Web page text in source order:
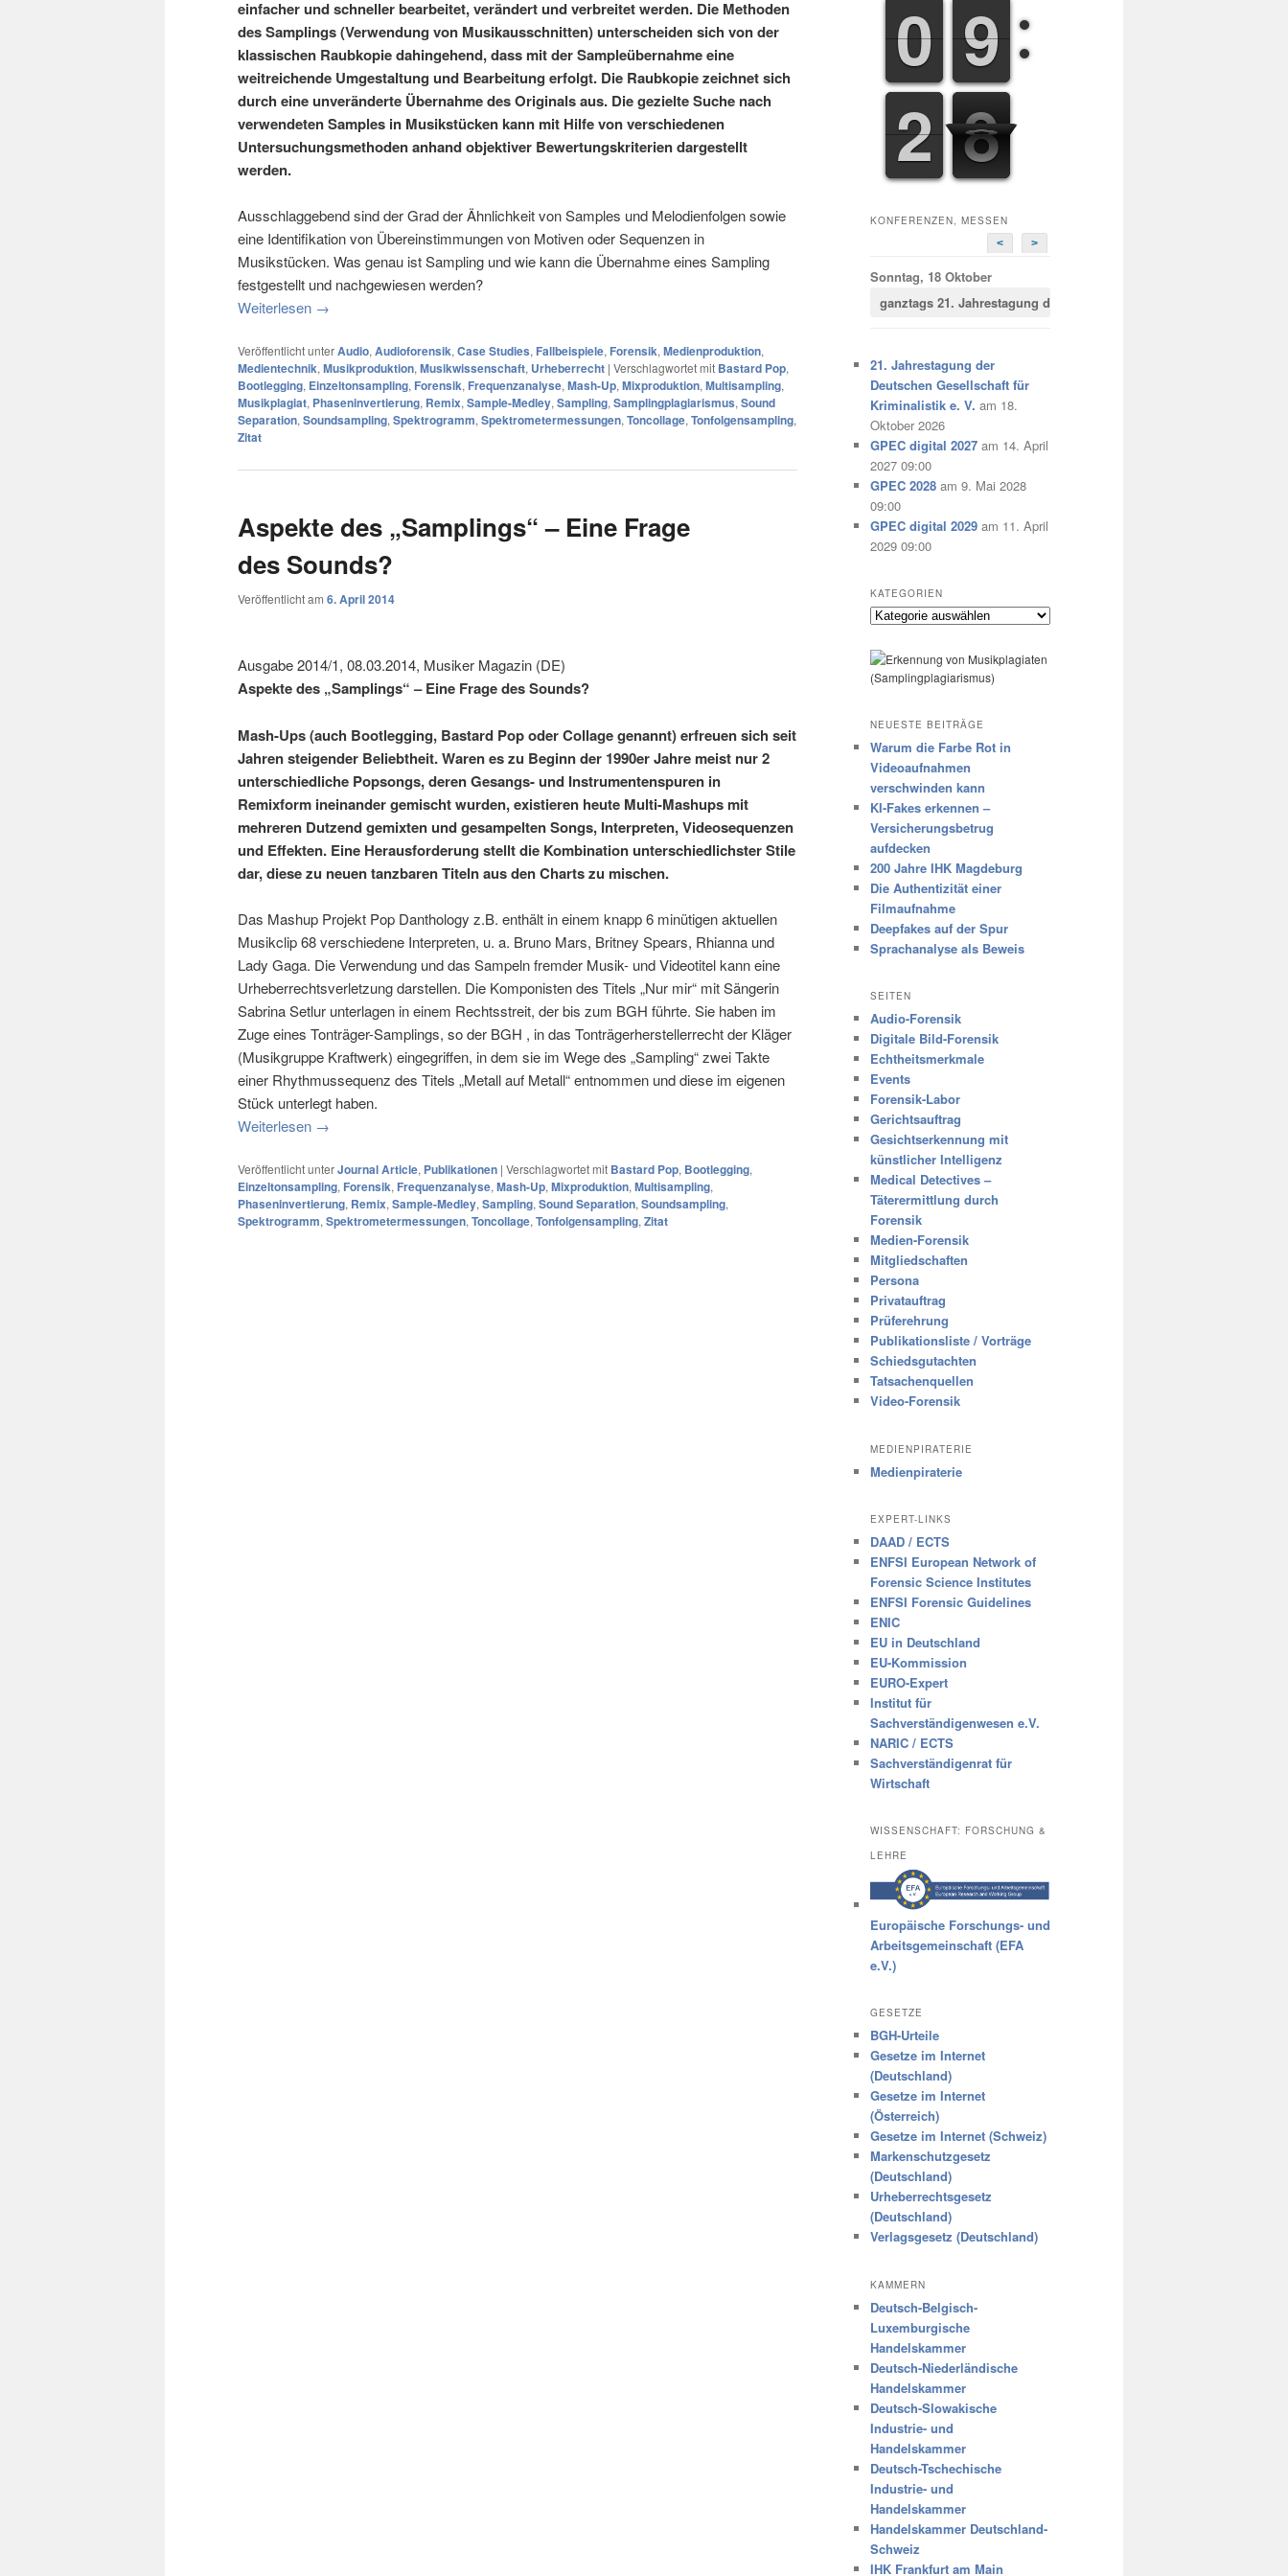
einfacher und schneller bearbeitet, verändert und verbreitet werden. Die Methoden
des Samplings (Verwendung von Musikausschnitten) unterscheiden sich von der
klassischen Raubkopie dahingehend, dass mit der Sampleübernahme eine
weitreichende Umgestaltung und Bearbeitung erfolgt. Die Raubkopie zeichnet sich
durch eine unveränderte Übernahme des Originals aus. Die gezielte Suche nach
verwendeten Samples in Musikstücken kann mit Hilfe von verschiedenen
Untersuchungsmethoden anhand objektiver Bewertungskriterien dargestellt
werden.
Ausschlaggebend sind der Grad der Ähnlichkeit von Samples und Melodienfolgen sowie
eine Identifikation von Übereinstimmungen von Motiven oder Sequenzen in
Musikstücken. Was genau ist Sampling und wie kann die Übernahme eines Sampling
festgestellt und nachgewiesen werden?
Weiterlesen →
Veröffentlicht unterAudio, Audioforensik, Case Studies, Fallbeispiele, Forensik, Medienproduktion,
Medientechnik, Musikproduktion, Musikwissenschaft, Urheberrecht | Verschlagwortet mit Bastard Pop,
Bootlegging, Einzeltonsampling, Forensik, Frequenzanalyse, Mash-Up, Mixproduktion, Multisampling,
Musikplagiat, Phaseninvertierung, Remix, Sample-Medley, Sampling, Samplingplagiarismus, Sound
Separation, Soundsampling, Spektrogramm, Spektrometermessungen, Toncollage, Tonfolgensampling,
Zitat
Aspekte des „Samplings“ – Eine Frage
des Sounds?
Veröffentlicht am 6. April 2014
Ausgabe 2014/1, 08.03.2014, Musiker Magazin (DE)
Aspekte des „Samplings“ – Eine Frage des Sounds?
Mash-Ups (auch Bootlegging, Bastard Pop oder Collage genannt) erfreuen sich seit
Jahren steigender Beliebtheit. Waren es zu Beginn der 1990er Jahre meist nur 2
unterschiedliche Popsongs, deren Gesangs- und Instrumentenspuren in
Remixform ineinander gemischt wurden, existieren heute Multi-Mashups mit
mehreren Dutzend gemixten und gesampelten Songs, Interpreten, Videosequenzen
und Effekten. Eine Herausforderung stellt die Kombination unterschiedlichster Stile
dar, diese zu neuen tanzbaren Titeln aus den Charts zu mischen.
Das Mashup Projekt Pop Danthology z.B. enthält in einem knapp 6 minütigen aktuellen
Musikclip 68 verschiedene Interpreten, u. a. Bruno Mars, Britney Spears, Rhianna und
Lady Gaga. Die Verwendung und das Sampeln fremder Musik- und Videotitel kann eine
Urheberrechtsverletzung darstellen. Die Komponisten des Titels „Nur mir“ mit Sängerin
Sabrina Setlur unterlagen in einem Rechtsstreit, der bis zum BGH führte. Sie haben im
Zuge eines Tonträger-Samplings, so der BGH , in das Tonträgerherstellerrecht der Kläger
(Musikgruppe Kraftwerk) eingegriffen, in dem sie im Wege des „Sampling“ zwei Takte
einer Rhythmussequenz des Titels „Metall auf Metall“ entnommen und diese im eigenen
Stück unterlegt haben.
Weiterlesen →
Veröffentlicht unterJournal Article, Publikationen | Verschlagwortet mit Bastard Pop, Bootlegging,
Einzeltonsampling, Forensik, Frequenzanalyse, Mash-Up, Mixproduktion, Multisampling,
Phaseninvertierung, Remix, Sample-Medley, Sampling, Sound Separation, Soundsampling,
Spektrogramm, Spektrometermessungen, Toncollage, Tonfolgensampling, Zitat
9
9
0
0 8
8
9
9
2
2
3 9
9
0
KONFERENZEN, MESSEN
<
>
Sonntag, 18 Oktober
ganztags 21. Jahrestagung der Deutschen Gesellschaft für
21. Jahrestagung der
Deutschen Gesellschaft für
Kriminalistik e. V. am 18.
Oktober 2026
GPEC digital 2027 am 14. April
2027 09:00
GPEC 2028 am 9. Mai 2028
09:00
GPEC digital 2029 am 11. April
2029 09:00
KATEGORIEN
Kategorien
NEUESTE BEITRÄGE
Warum die Farbe Rot in
Videoaufnahmen
verschwinden kann
KI-Fakes erkennen –
Versicherungsbetrug
aufdecken
200 Jahre IHK Magdeburg
Die Authentizität einer
Filmaufnahme
Deepfakes auf der Spur
Sprachanalyse als Beweis
SEITEN
Audio-Forensik
Digitale Bild-Forensik
Echtheitsmerkmale
Events
Forensik-Labor
Gerichtsauftrag
Gesichtserkennung mit
künstlicher Intelligenz
Medical Detectives –
Täterermittlung durch
Forensik
Medien-Forensik
Mitgliedschaften
Persona
Privatauftrag
Prüferehrung
Publikationsliste / Vorträge
Schiedsgutachten
Tatsachenquellen
Video-Forensik
MEDIENPIRATERIE
Medienpiraterie
EXPERT-LINKS
DAAD / ECTS
ENFSI European Network of
Forensic Science Institutes
ENFSI Forensic Guidelines
ENIC
EU in Deutschland
EU-Kommission
EURO-Expert
Institut für
Sachverständigenwesen e.V.
NARIC / ECTS
Sachverständigenrat für
Wirtschaft
WISSENSCHAFT: FORSCHUNG &
LEHRE
Europäische Forschungs- und
Arbeitsgemeinschaft (EFA
e.V.)
GESETZE
BGH-Urteile
Gesetze im Internet
(Deutschland)
Gesetze im Internet
(Österreich)
Gesetze im Internet (Schweiz)
Markenschutzgesetz
(Deutschland)
Urheberrechtsgesetz
(Deutschland)
Verlagsgesetz (Deutschland)
KAMMERN
Deutsch-Belgisch-
Luxemburgische
Handelskammer
Deutsch-Niederländische
Handelskammer
Deutsch-Slowakische
Industrie- und
Handelskammer
Deutsch-Tschechische
Industrie- und
Handelskammer
Handelskammer Deutschland-
Schweiz
IHK Frankfurt am Main